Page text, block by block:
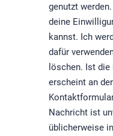
genutzt
deine
kannst. Ich
dafür
löschen. Ist
erscheint an
Nachricht ist
üblicherweise